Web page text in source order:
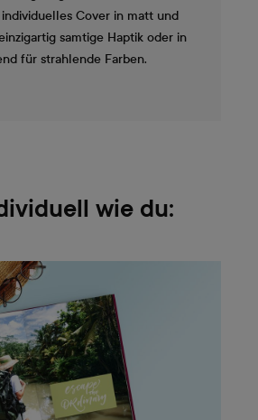
Cover in matt und
samtige Haptik oder in
für strahlende Farben.
wie du: